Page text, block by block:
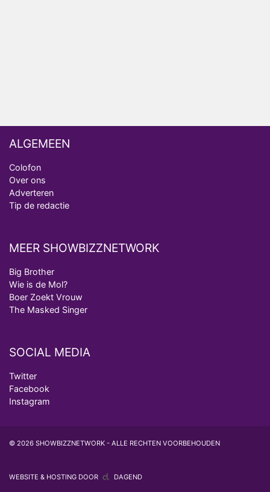
ALGEMEEN
Colofon
Over ons
Adverteren
Tip de redactie
MEER SHOWBIZZNETWORK
Big Brother
Wie is de Mol?
Boer Zoekt Vrouw
The Masked Singer
SOCIAL MEDIA
Twitter
Facebook
Instagram
© 2026 SHOWBIZZNETWORK - ALLE RECHTEN VOORBEHOUDEN
WEBSITE & HOSTING DOOR DAGEND